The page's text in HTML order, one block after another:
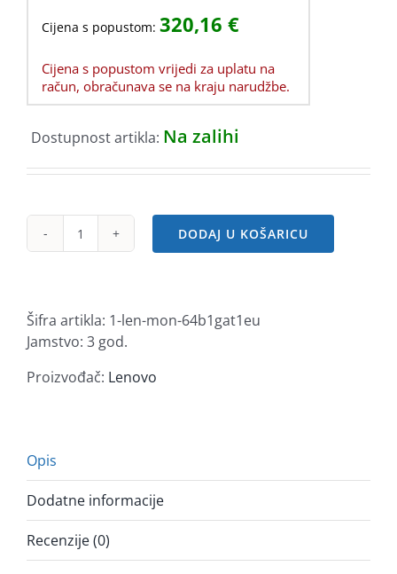
Cijena s popustom: 320,16 €
Cijena s popustom vrijedi za uplatu na
račun, obračunava se na kraju narudžbe.
Dostupnost artikla: Na zalihi
Lenovo
IPS,
HDMI,
DP,
DODAJ U KOŠARICU
Šifra artikla: 1-len-mon-64b1gat1eu
Jamstvo: 3 god.
Proizvođač: Lenovo
Opis
Dodatne informacije
Recenzije (0)